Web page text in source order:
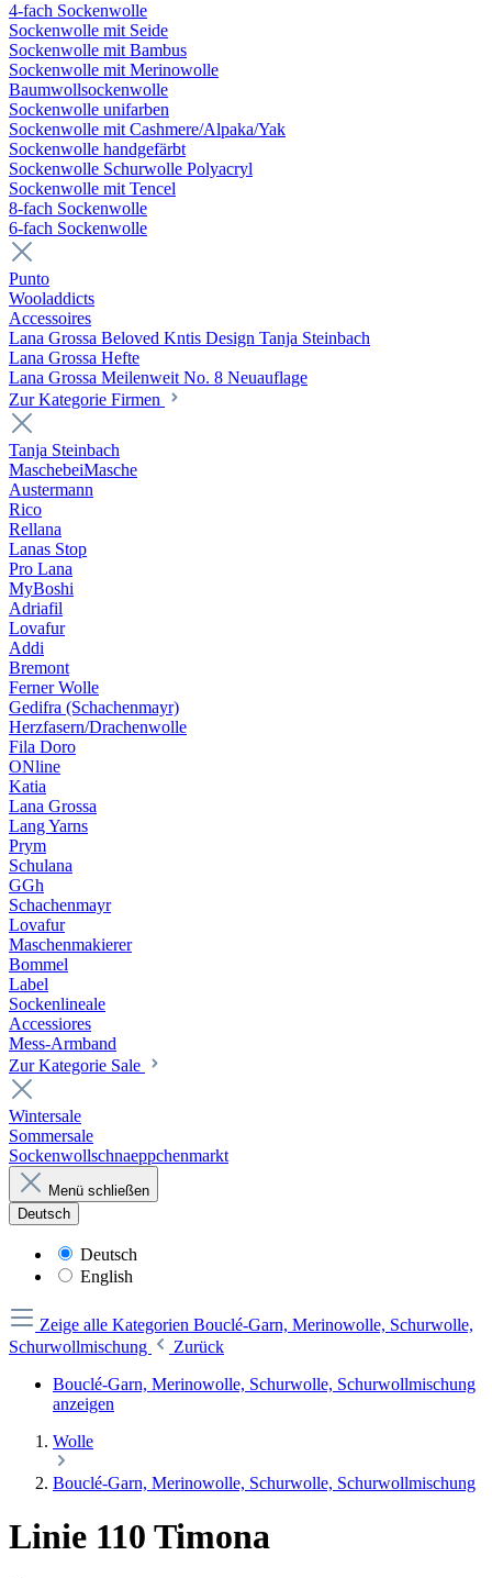
4-fach Sockenwolle
Sockenwolle mit Seide
Sockenwolle mit Bambus
Sockenwolle mit Merinowolle
Baumwollsockenwolle
Sockenwolle unifarben
Sockenwolle mit Cashmere/Alpaka/Yak
Sockenwolle handgefärbt
Sockenwolle Schurwolle Polyacryl
Sockenwolle mit Tencel
8-fach Sockenwolle
6-fach Sockenwolle
Punto
Wooladdicts
Accessoires
Lana Grossa Beloved Kntis Design Tanja Steinbach
Lana Grossa Hefte
Lana Grossa Meilenweit No. 8 Neuauflage
Zur Kategorie Firmen
Tanja Steinbach
MaschebeiMasche
Austermann
Rico
Rellana
Lanas Stop
Pro Lana
MyBoshi
Adriafil
Lovafur
Addi
Bremont
Ferner Wolle
Gedifra (Schachenmayr)
Herzfasern/Drachenwolle
Fila Doro
ONline
Katia
Lana Grossa
Lang Yarns
Prym
Schulana
GGh
Schachenmayr
Lovafur
Maschenmakierer
Bommel
Label
Sockenlineale
Accessiores
Mess-Armband
Zur Kategorie Sale
Wintersale
Sommersale
Sockenwollschnaeppchenmarkt
Menü schließen
Deutsch
Deutsch
English
Zeige alle Kategorien Bouclé-Garn, Merinowolle, Schurwolle,
Schurwollmischung
Zurück
Bouclé-Garn, Merinowolle, Schurwolle, Schurwollmischung
anzeigen
Wolle
Bouclé-Garn, Merinowolle, Schurwolle, Schurwollmischung
Linie 110 Timona